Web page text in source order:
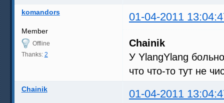
komandors 01-04-2011
Member
Offline
Thanks: 2
Chainik
У YlangYlang
что что-то тут не
Chainik 01-04-2011